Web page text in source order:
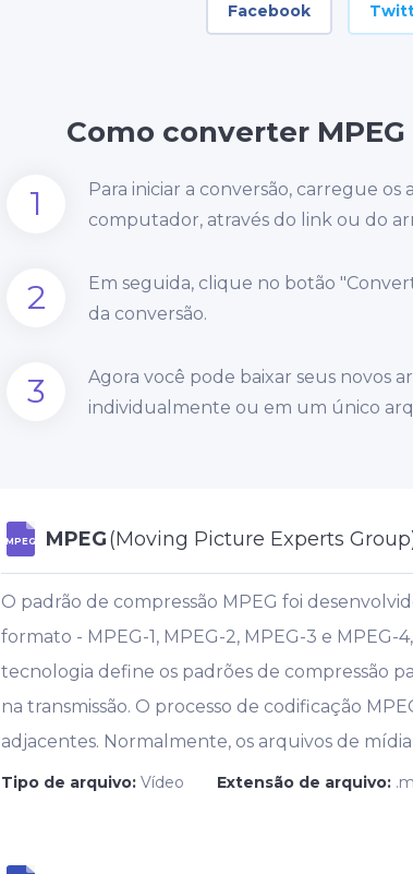
Facebook
Como converter
1
Para iniciar a conversão, carregue os
computador, através do link ou do
2
Em seguida, clique no botão
da conversão.
3
Agora você pode baixar seus novos
individualmente ou em um único
MPEG MPEG(Moving Picture Experts
O padrão de compressão MPEG foi
formato - MPEG-1, MPEG-2, MPEG-3 e
tecnologia define os padrões de compressão
na transmissão. O processo de codificação
adjacentes. Normalmente, os arquivos de
Tipo de arquivo: Vídeo Extensão de arquivo: